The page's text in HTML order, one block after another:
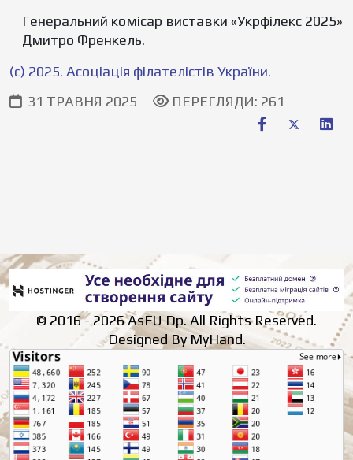
Генеральний комісар виставки «Укрфілекс 2025»
Дмитро Френкель.
(c) 2025. Асоціація філателістів України.
31 ТРАВНЯ 2025
ПЕРЕГЛЯДИ: 261
© 2016 - 2026 AsFU Dp. All Rights Reserved.
Designed By MyHand.